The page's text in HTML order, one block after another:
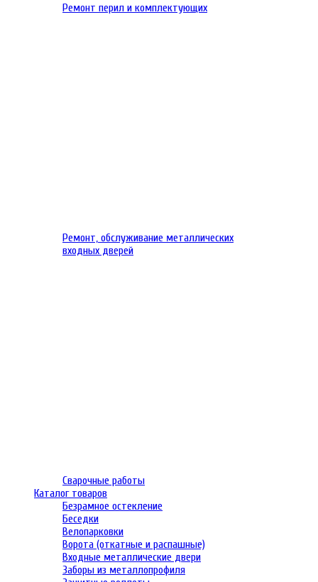
Ремонт перил и комплектующих
Ремонт, обслуживание металлических
входных дверей
Сварочные работы
Каталог товаров
Безрамное остекление
Беседки
Велопарковки
Ворота (откатные и распашные)
Входные металлические двери
Заборы из металлопрофиля